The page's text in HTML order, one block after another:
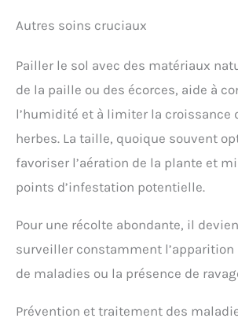
Autres soins cruciaux
Pailler le sol avec des matériaux
de la paille ou des écorces, aide à
l’humidité et à limiter la croissance
herbes. La taille, quoique souvent
favoriser l’aération de la plante et
points d’infestation potentielle.
Pour une récolte abondante, il
surveiller constamment l’apparition
de maladies ou la présence de
Prévention et traitement des